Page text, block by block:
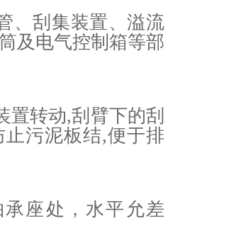
、刮集装置、溢流
及电气控制箱等部
转动,刮臂下的刮
污泥板结,便于排
座处，水平允差